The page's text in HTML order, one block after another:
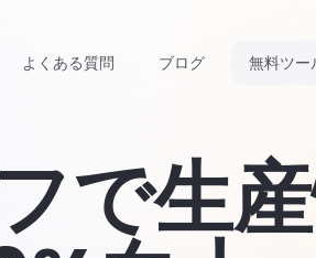
よくある質問 ブログ 無料ツー
で生